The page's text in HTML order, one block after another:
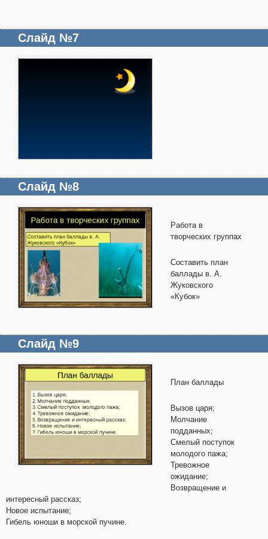
Слайд №7
Слайд №8
Работа в
творческих группах
Составить план
баллады в. А.
Жуковского
«Кубок»
Слайд №9
План баллады
Вызов царя;
Молчание
подданных;
Смелый поступок
молодого пажа;
Тревожное
ожидание;
Возвращение и
интересный рассказ;
Новое испытание;
Гибель юноши в морской пучине.